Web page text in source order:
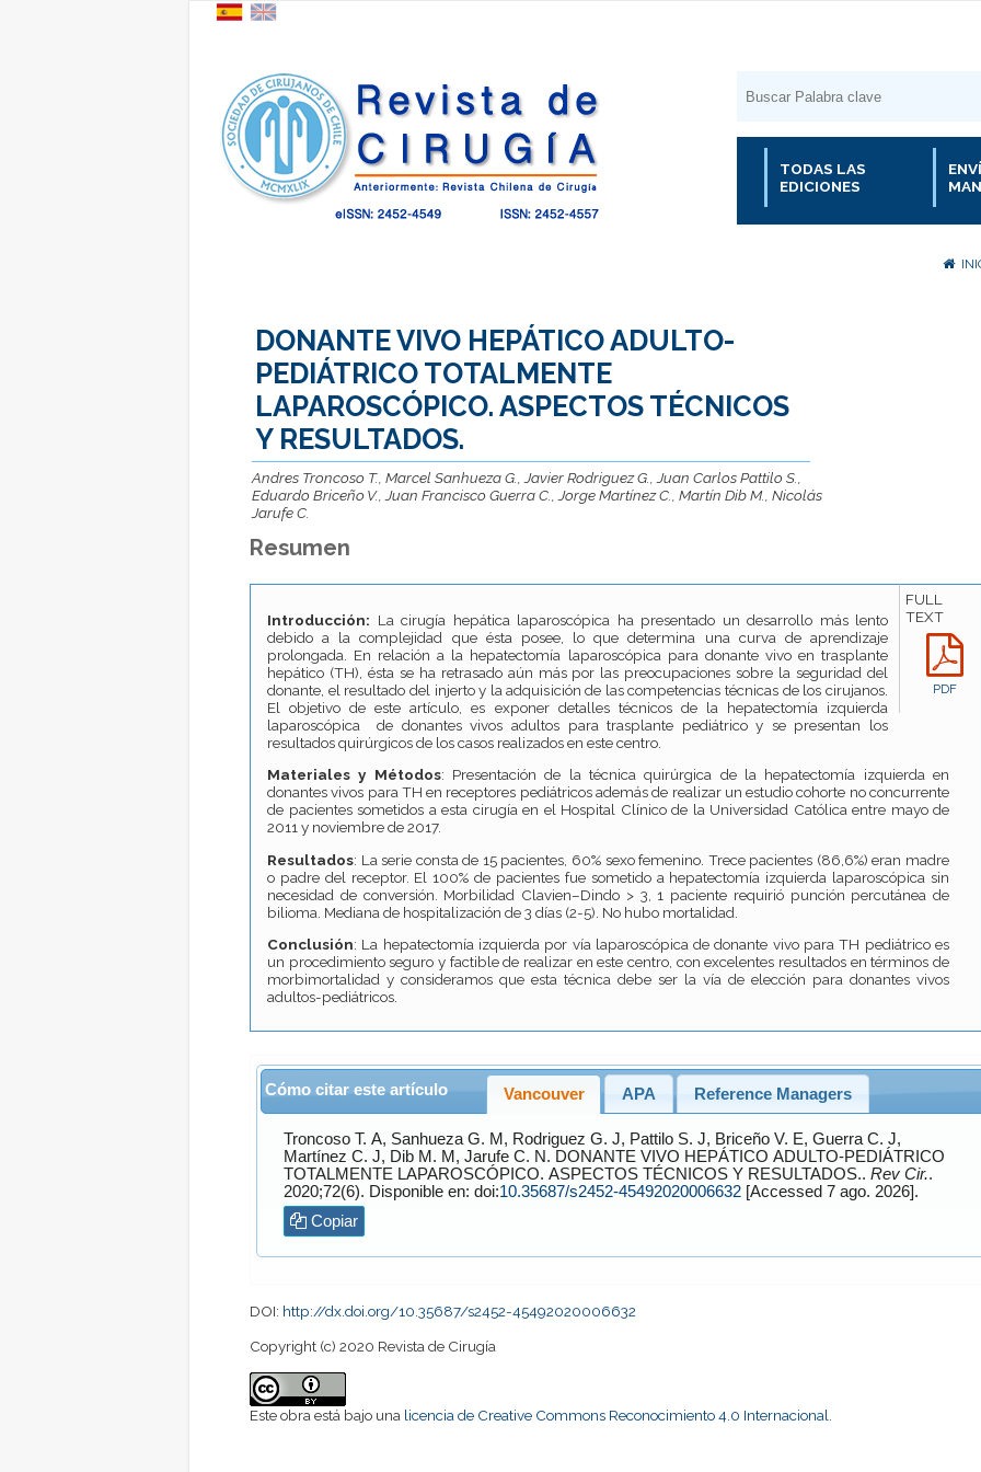
TODAS LAS
EDICIONES
DONANTE VIVO HEPÁTICO ADULTO-
PEDIÁTRICO TOTALMENTE
LAPAROSCÓPICO. ASPECTOS TÉCNICOS
Y RESULTADOS.
Andres Troncoso T., Marcel Sanhueza G., Javier Rodriguez G., Juan Carlos Pattilo S.,
Eduardo Briceño V., Juan Francisco Guerra C., Jorge Martínez C., Martín Dib M., Nicolás
Jarufe C.
Resumen
FULL
TEXT
PDF
Introducción: La cirugía hepática laparoscópica ha presentado un desarrollo más lento
debido a la complejidad que ésta posee, lo que determina una curva de aprendizaje
prolongada. En relación a la hepatectomía laparoscópica para donante vivo en trasplante
hepático (TH), ésta se ha retrasado aún más por las preocupaciones sobre la seguridad del
donante, el resultado del injerto y la adquisición de las competencias técnicas de los cirujanos.
El objetivo de este artículo, es exponer detalles técnicos de la hepatectomía izquierda
laparoscópica de donantes vivos adultos para trasplante pediátrico y se presentan los
resultados quirúrgicos de los casos realizados en este centro.
Materiales y Métodos: Presentación de la técnica quirúrgica de la hepatectomía izquierda en
donantes vivos para TH en receptores pediátricos además de realizar un estudio cohorte no concurrente
de pacientes sometidos a esta cirugía en el Hospital Clínico de la Universidad Católica entre mayo de
2011 y noviembre de 2017.
Resultados: La serie consta de 15 pacientes, 60% sexo femenino. Trece pacientes (86,6%) eran madre
o padre del receptor. El 100% de pacientes fue sometido a hepatectomía izquierda laparoscópica sin
necesidad de conversión. Morbilidad Clavien–Dindo > 3, 1 paciente requirió punción percutánea de
bilioma. Mediana de hospitalización de 3 días (2-5). No hubo mortalidad.
Conclusión: La hepatectomía izquierda por vía laparoscópica de donante vivo para TH pediátrico es
un procedimiento seguro y factible de realizar en este centro, con excelentes resultados en términos de
morbimortalidad y consideramos que esta técnica debe ser la vía de elección para donantes vivos
adultos-pediátricos.
Cómo citar este artículo Vancouver APA Reference Managers
Troncoso T. A, Sanhueza G. M, Rodriguez G. J, Pattilo S. J, Briceño V. E, Guerra C. J,
Martínez C. J, Dib M. M, Jarufe C. N. DONANTE VIVO HEPÁTICO ADULTO-PEDIÁTRICO
TOTALMENTE LAPAROSCÓPICO. ASPECTOS TÉCNICOS Y RESULTADOS.. Rev Cir..
2020;72(6). Disponible en: doi:10.35687/s2452-45492020006632
[Accessed 7 ago. 2026].
Copiar
DOI: http://dx.doi.org/10.35687/s2452-45492020006632
Copyright (c) 2020 Revista de Cirugía
Este obra está bajo una licencia de Creative Commons Reconocimiento 4.0 Internacional